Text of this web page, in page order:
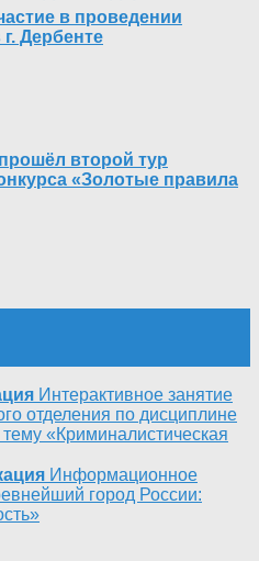
в проведении
Дербенте
второй тур
«Золотые правила
Интерактивное занятие
отделения по дисциплине
«Криминалистическая
Информационное
город России: